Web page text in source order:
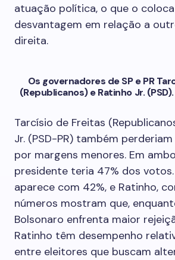
atuação política, o que o
desvantagem em relação a
direita.
Os governadores de SP e PR
(Republicanos) e Ratinho Jr.
Tarcísio de Freitas
Jr. (PSD-PR) também
por margens menores. Em
presidente teria 47% dos
aparece com 42%, e Ratinho,
números mostram que,
Bolsonaro enfrenta maior
Ratinho têm desempenho
entre eleitores que buscam